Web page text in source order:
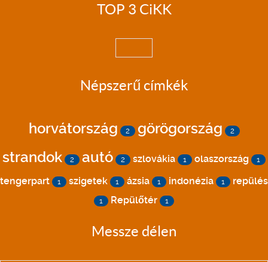
TOP 3 CiKK
Népszerű címkék
horvátország 2 görögország 2
strandok 2 autó 2 szlovákia 1 olaszország 1
tengerpart 1 szigetek 1 ázsia 1 indonézia 1 repülés
1 Repülőtér 1
Messze délen